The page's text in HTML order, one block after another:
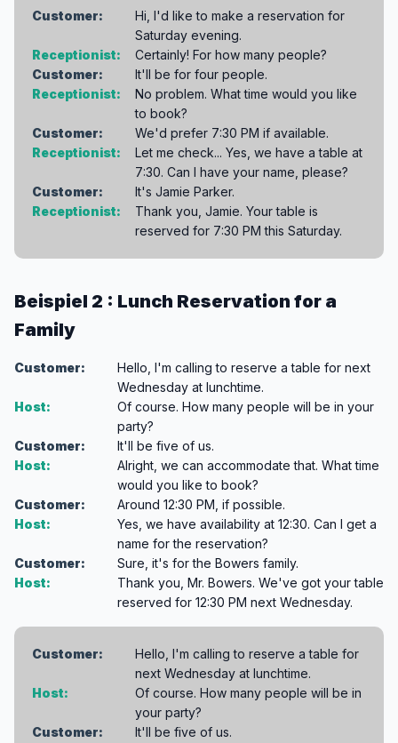
Customer:
Hi, I'd like to make a reservation for
Saturday evening.
Receptionist:
Certainly! For how many people?
Customer:
It'll be for four people.
Receptionist:
No problem. What time would you like
to book?
Customer:
We'd prefer 7:30 PM if available.
Receptionist:
Let me check... Yes, we have a table at
7:30. Can I have your name, please?
Customer:
It's Jamie Parker.
Receptionist:
Thank you, Jamie. Your table is
reserved for 7:30 PM this Saturday.
Beispiel 2 : Lunch Reservation for a
Family
Customer:
Hello, I'm calling to reserve a table for next
Wednesday at lunchtime.
Host:
Of course. How many people will be in your
party?
Customer:
It'll be five of us.
Host:
Alright, we can accommodate that. What time
would you like to book?
Customer:
Around 12:30 PM, if possible.
Host:
Yes, we have availability at 12:30. Can I get a
name for the reservation?
Customer:
Sure, it's for the Bowers family.
Host:
Thank you, Mr. Bowers. We've got your table
reserved for 12:30 PM next Wednesday.
Customer:
Hello, I'm calling to reserve a table for
next Wednesday at lunchtime.
Host:
Of course. How many people will be in
your party?
Customer:
It'll be five of us.